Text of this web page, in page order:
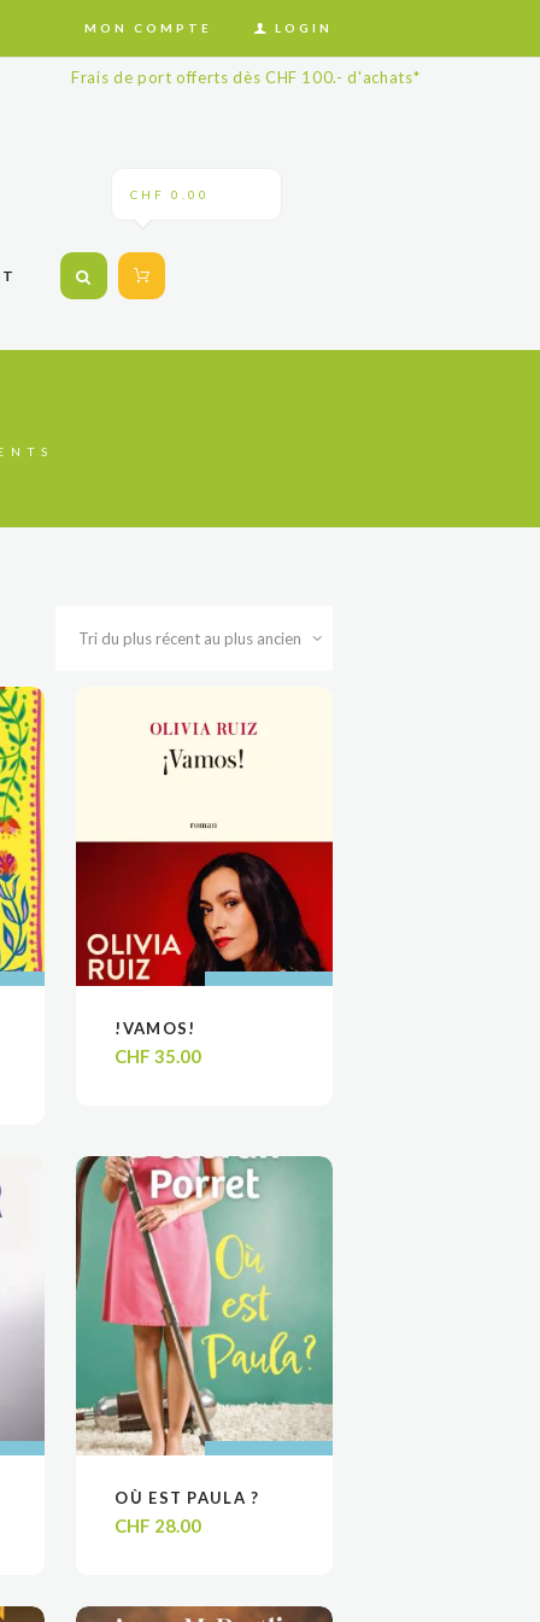
MON COMPTE LOGIN
Frais de port offerts dès CHF 100.- d'achats*
CHF 0.00
VOIR
VOIR
!VAMOS!
CHF 35.00
VOIR
VOIR
PANIER
PANIER
OÙ EST PAULA ?
CHF 28.00